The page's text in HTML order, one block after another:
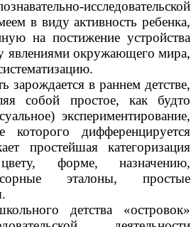
исследовательской
в виду активность ребенка,
на постижение устройства
явлениями окружающего мира,
зарождается в раннем детстве,
собой простое, как будто
экспериментирование,
дифференцируется
простейшая категоризация
форме, назначению,
эталоны, простые
детства «островок»